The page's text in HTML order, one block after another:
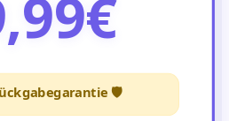
🛡️